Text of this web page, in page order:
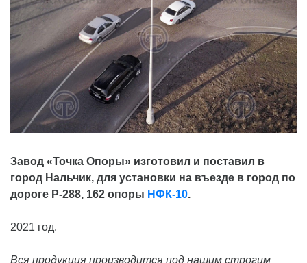
Завод «Точка Опоры» изготовил и поставил в
город Нальчик, для установки на въезде в город по
дороге Р-288, 162 опоры НФК-10.
2021 год.
Вся продукция производится под нашим строгим